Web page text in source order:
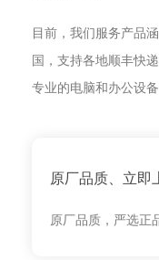
目前，我们服务产品
国，支持各地顺丰快
专业的电脑和办公设备
原厂品质、立即
原厂品质，严选正